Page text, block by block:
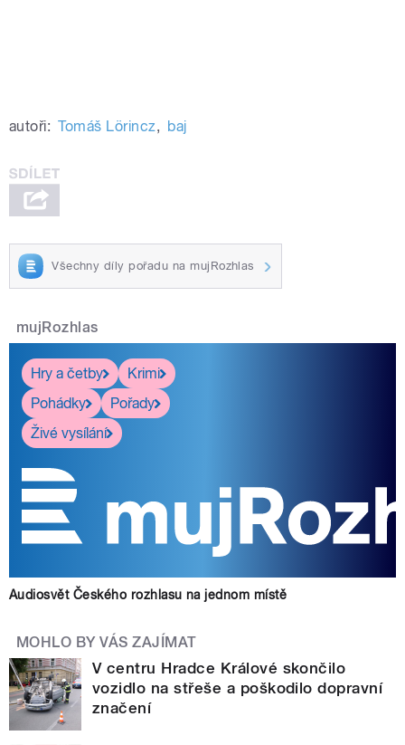
autoři: Tomáš Lörincz, baj
Všechny díly pořadu na mujRozhlas
mujRozhlas
Hry a četby
Krimi
Pohádky
Pořady
Živé vysílání
Audiosvět Českého rozhlasu na jednom místě
MOHLO BY VÁS ZAJÍMAT
V centru Hradce Králové skončilo
vozidlo na střeše a poškodilo dopravní
značení